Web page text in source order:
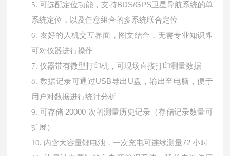
5.可选配定位功能，支持BDS/GPS卫星导航系统的单
系统定位，以及任意组合的多系统联合定位
6. 友好的人机交互界面，图文结合，无需专业知识即
可对仪器进行操作
7.仪器带有微型打印机，可现场直接打印测量数据
8. 数据记录可通过USB导出U盘，输出至电脑，便于
用户对数据进行统计分析
9. 可存储 20000 次的测量历史记录（存储记录数量可
扩展）
10. 内含大容量锂电池，一次充电可连续测量72 小时